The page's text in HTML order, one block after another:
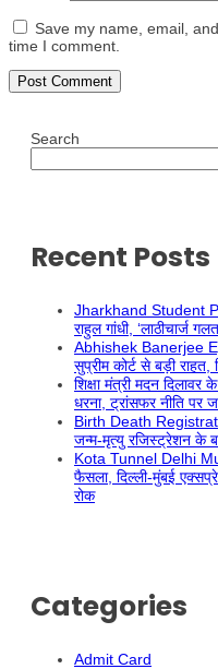
Save my name, email,
time I comment.
Search
Recent Posts
Jharkhand Student
राहुल गांधी, ‘लाठीचार्ज
Abhishek Banerjee
सुप्रीम कोर्ट से बड़ी
शिक्षा मंत्री मदन
धरना, ट्रांसफर नीति पर
Birth Death
जन्म-मृत्यु रजिस्ट्रेशन के
Kota Tunnel Delhi
फैसला, दिल्ली-मुंबई
रोक
Categories
Admit Card